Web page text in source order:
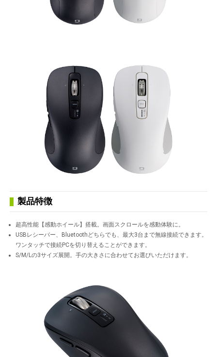
製品特徴
超高性能【感動ホイール】搭載。画面スクロールを感動体験に。
USBレシーバー、Bluetoothどちらでも、最大3台まで無線接続できます。
ワンタッチで接続PCを切り替えることができます。
S/M/Lの3サイズ展開。手の大きさに合わせてお選びいただけます。